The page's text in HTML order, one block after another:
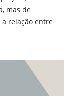
mas de
relação entre